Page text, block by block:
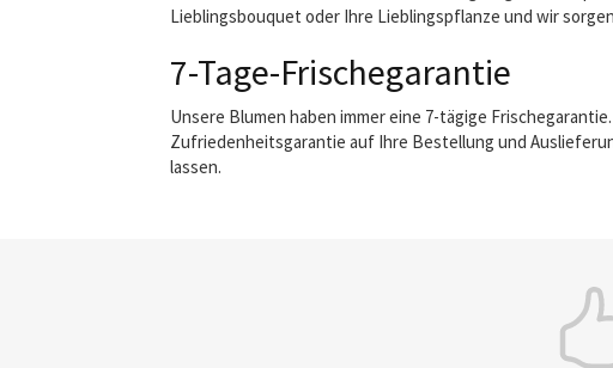
Lieblingsbouquet oder Ihre Lieblingspflanze und wir
7-Tage-Frischegarantie
Unsere Blumen haben immer eine 7-tägige
Zufriedenheitsgarantie auf Ihre Bestellung und
lassen.